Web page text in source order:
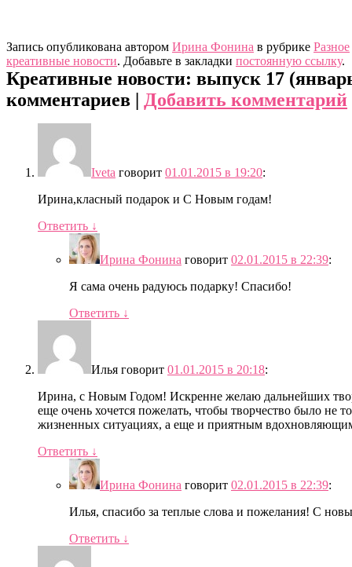
Запись опубликована автором Ирина Фонина в рубрике Разное
креативные новости. Добавьте в закладки постоянную ссылку.
Креативные новости: выпуск 17
комментариев | Добавить комментарий
Iveta говорит 01.01.2015 в 19:20:
Ирина,класный подарок и С Новым годам!
Ответить ↓
Ирина Фонина говорит 02.01.2015 в 22:39:
Я сама очень радуюсь подарку! Спасибо!
Ответить ↓
Илья говорит 01.01.2015 в 20:18:
Ирина, с Новым Годом! Искренне желаю дальнейших
еще очень хочется пожелать, чтобы творчество было не
жизненных ситуациях, а еще и приятным
Ответить ↓
Ирина Фонина говорит 02.01.2015 в 22:39:
Илья, спасибо за теплые слова и пожелания! С
Ответить ↓